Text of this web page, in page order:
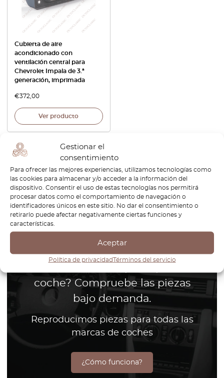
Gestionar el
consentimiento
Para ofrecer las mejores experiencias, utilizamos tecnologías como
las cookies para almacenar y/o acceder a la información del
dispositivo. Consentir el uso de estas tecnologías nos permitirá
procesar datos como el comportamiento de navegación o
identificadores únicos en este sitio. No dar el consentimiento o
retirarlo puede afectar negativamente ciertas funciones y
características.
Aceptar
Política de privacidadTérminos del servicio
Cubierta de aire
acondicionado con
ventilación central para
Chevrolet Impala de 3.ª
generación, imprimada
€372,00
Ver producto
Página1/ 1
1
coche? Compruebe las piezas
bajo demanda.
Reproducimos piezas para todas las
marcas de coches
¿Cómo funciona?